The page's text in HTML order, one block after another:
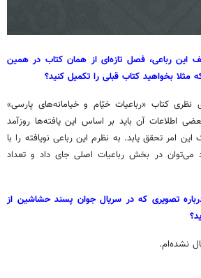
این رباعی، فصل تازه‌ای از همان کتاب در همین
مثلا بخواهید کتاب قبلی را تکمیل کنید؟
نظری کتاب «رباعیات خیّام و خیامانه‌های پارسی»
اطلاعات آن باید بر اساس این یافته‌ها روزآمد
این امر تحقق یابد. به نظرم این رباعی نویافته را با
می‌توان در بخش رباعیات اصلی جای داد و تعداد
تصویری که در سریال جوان پسند حشاشین از
نشده‌ام.